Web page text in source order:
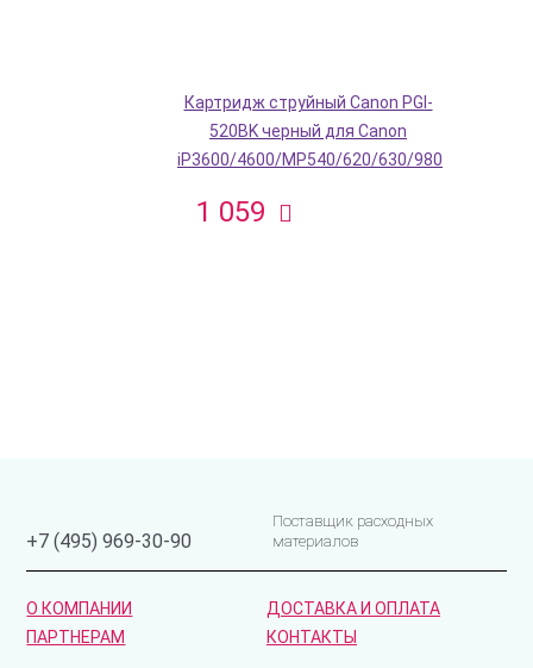
Картридж струйный Canon PGI-
520BK черный для Canon
iP3600/4600/MP540/620/630/980
1 059
+7 (495) 969-30-90
Поставщик расходных
материалов
О КОМПАНИИ
ДОСТАВКА И ОПЛАТА
ПАРТНЕРАМ
КОНТАКТЫ